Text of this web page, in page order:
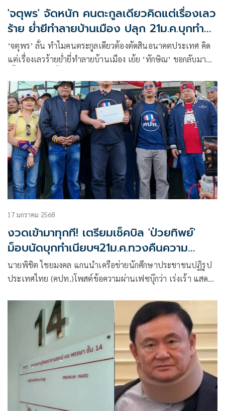
'จตุพร' จัดหนัก คนตะกูลเดียวคิดแต่เรื่องเลว
ร้าย ย่ำยีทำลายบ้านเมือง ปลุก 21ม.ค.บุกทำ
เนียบฯ
‘จตุพร’ ลั่น ทำไมคนตระกูลเดียวต้องตัดสินอนาคตประเทศ คิด
แต่เรื่องเลวร้ายย่ำยี่ทำลายบ้านเมือง เย้ย ‘ทักษิณ’ ขอกลับมา
ประเทศเป็นแหล่งฟอกเงิน ซ่อนเร้นยกพนันออนไลน์ถูก
กฎหมายมอมเมาเยาวชน เชื่อ ‘บ่อน-ชั้น 14-แพทยสภา-อัล
ไพน์’ เป็นของร้อนแผดเผารัฐบาล
17 มกราคม 2568
งวดเข้ามาทุกที! เตรียมเช็คบิล 'ป่วยทิพย์'
ม็อบนัดบุกทำเนียบฯ21ม.ค.ทวงคืนความ
ยุติธรรม
นายพิชิต ไชยมงคล แกนนำเครือข่ายนักศึกษาประชาชนปฏิรูป
ประเทศไทย (คปท.)โพสต์ข้อความผ่านเฟซบุ๊กว่า เร่งเร้า แสดง